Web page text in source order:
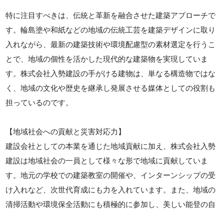
特に注目すべきは、伝統と革新を融合させた建築アプローチで
す。輪島塗や和紙などの地域の伝統工芸を建築デザインに取り
入れながら、最新の建築技術や環境配慮型の素材選定を行うこ
とで、地域の個性を活かした現代的な建築物を実現していま
す。株式会社入勢建設の手がける建物は、単なる構造物ではな
く、地域の文化や歴史を継承し発展させる媒体としての役割も
担っているのです。
【地域社会への貢献と災害対応力】
建設会社としての本業を通じた地域貢献に加え、株式会社入勢
建設は地域社会の一員として様々な形で地域に貢献していま
す。地元の学校での建築教室の開催や、インターンシップの受
け入れなど、次世代育成にも力を入れています。また、地域の
清掃活動や環境保全活動にも積極的に参加し、美しい能登の自